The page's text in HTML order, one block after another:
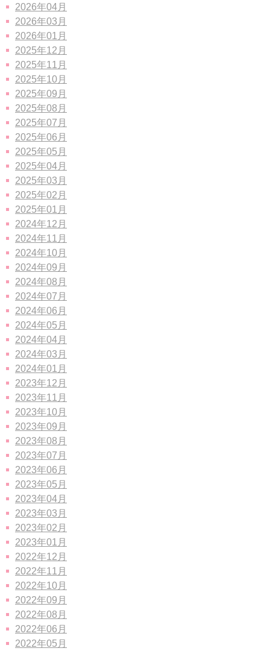
2026年04月
2026年03月
2026年01月
2025年12月
2025年11月
2025年10月
2025年09月
2025年08月
2025年07月
2025年06月
2025年05月
2025年04月
2025年03月
2025年02月
2025年01月
2024年12月
2024年11月
2024年10月
2024年09月
2024年08月
2024年07月
2024年06月
2024年05月
2024年04月
2024年03月
2024年01月
2023年12月
2023年11月
2023年10月
2023年09月
2023年08月
2023年07月
2023年06月
2023年05月
2023年04月
2023年03月
2023年02月
2023年01月
2022年12月
2022年11月
2022年10月
2022年09月
2022年08月
2022年06月
2022年05月